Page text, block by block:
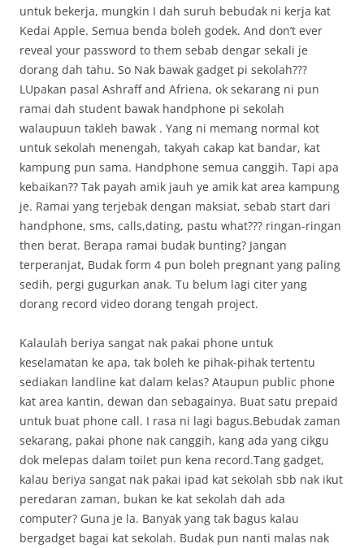
untuk bekerja, mungkin I dah suruh bebudak ni kerja kat
Kedai Apple. Semua benda boleh godek. And don’t ever
reveal your password to them sebab dengar sekali je
dorang dah tahu. So Nak bawak gadget pi sekolah???
LUpakan pasal Ashraff and Afriena, ok sekarang ni pun
ramai dah student bawak handphone pi sekolah
walaupuun takleh bawak . Yang ni memang normal kot
untuk sekolah menengah, takyah cakap kat bandar, kat
kampung pun sama. Handphone semua canggih. Tapi apa
kebaikan?? Tak payah amik jauh ye amik kat area kampung
je. Ramai yang terjebak dengan maksiat, sebab start dari
handphone, sms, calls,dating, pastu what??? ringan-ringan
then berat. Berapa ramai budak bunting? Jangan
terperanjat, Budak form 4 pun boleh pregnant yang paling
sedih, pergi gugurkan anak. Tu belum lagi citer yang
dorang record video dorang tengah project.
Kalaulah beriya sangat nak pakai phone untuk
keselamatan ke apa, tak boleh ke pihak-pihak tertentu
sediakan landline kat dalam kelas? Ataupun public phone
kat area kantin, dewan dan sebagainya. Buat satu prepaid
untuk buat phone call. I rasa ni lagi bagus.Bebudak zaman
sekarang, pakai phone nak canggih, kang ada yang cikgu
dok melepas dalam toilet pun kena record.Tang gadget,
kalau beriya sangat nak pakai ipad kat sekolah sbb nak ikut
peredaran zaman, bukan ke kat sekolah dah ada
computer? Guna je la. Banyak yang tak bagus kalau
bergadget bagai kat sekolah. Budak pun nanti malas nak